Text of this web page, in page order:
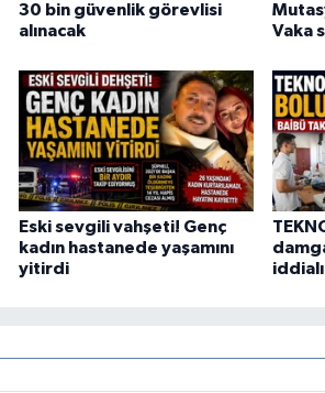
30 bin güvenlik görevlisi
alınacak
Vaka
Eski sevgili vahşeti! Genç
kadın hastanede yaşamını
yitirdi